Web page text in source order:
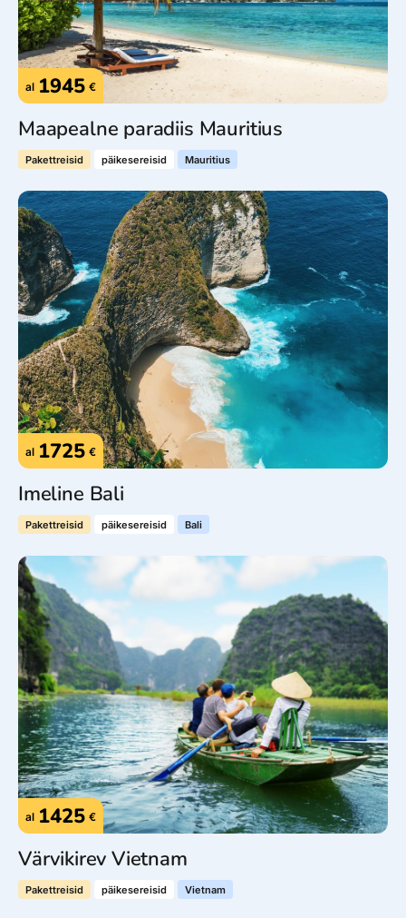
al 1945 €
Maapealne paradiis Mauritius
Pakettreisid päikesereisid Mauritius
al 1725 €
Imeline Bali
Pakettreisid päikesereisid Bali
al 1425 €
Värvikirev Vietnam
Pakettreisid päikesereisid Vietnam